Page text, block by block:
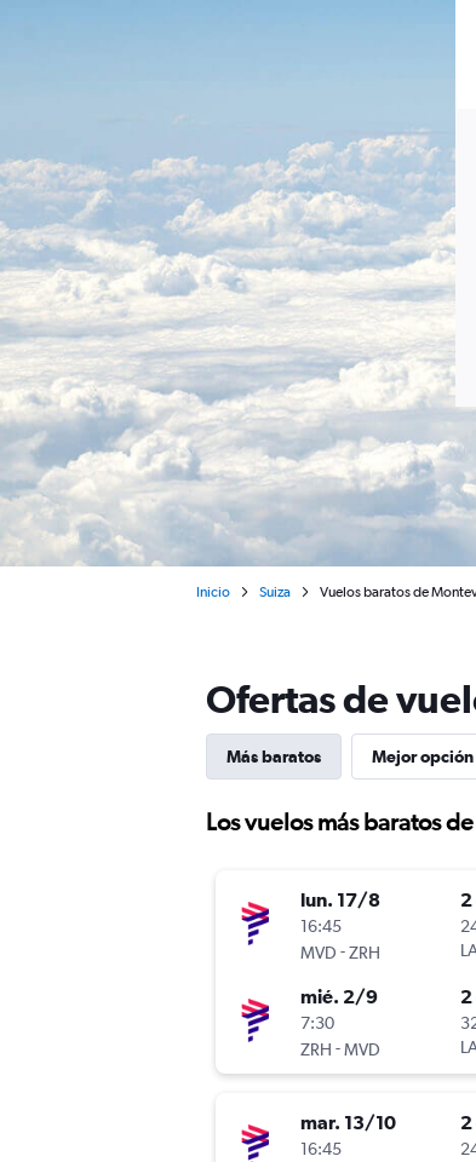
Inicio Suiza Vuelos baratos de
Ofertas de
Más baratos Mejor opción
Los vuelos más baratos
lun. 17/8
16:45
MVD -ZRH
2
mié. 2/9
7:30
ZRH -MVD
2
mar. 13/10
16:45
2